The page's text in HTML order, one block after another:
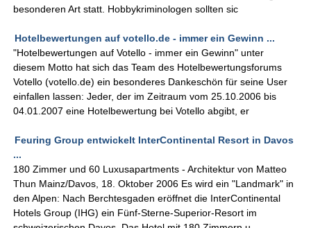
besonderen Art statt. Hobbykriminologen sollten sic
Hotelbewertungen auf votello.de - immer ein Gewinn ...
"Hotelbewertungen auf Votello - immer ein Gewinn" unter
diesem Motto hat sich das Team des Hotelbewertungsforums
Votello (votello.de) ein besonderes Dankeschön für seine User
einfallen lassen: Jeder, der im Zeitraum vom 25.10.2006 bis
04.01.2007 eine Hotelbewertung bei Votello abgibt, er
Feuring Group entwickelt InterContinental Resort in Davos
...
180 Zimmer und 60 Luxusapartments - Architektur von Matteo
Thun Mainz/Davos, 18. Oktober 2006 Es wird ein "Landmark" in
den Alpen: Nach Berchtesgaden eröffnet die InterContinental
Hotels Group (IHG) ein Fünf-Sterne-Superior-Resort im